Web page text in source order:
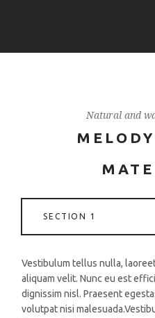
Natural and
SECTION 1
Vestibulum tellus nulla,
aliquam velit. Nunc eu est
dignissim nisl. Praesent
volutpat nisi